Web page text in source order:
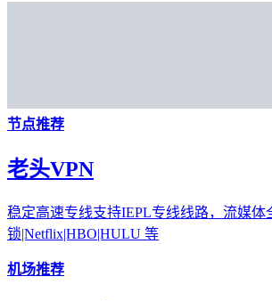
节点推荐
老头VPN
稳定高速专线支持IEPL专线线路，流媒体
锁|Netflix|HBO|HULU 等
机场推荐